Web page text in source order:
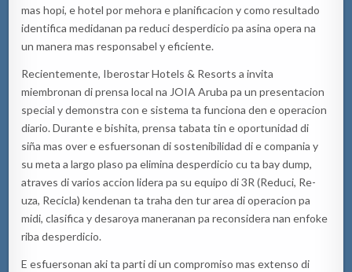
mas hopi, e hotel por mehora e planificacion y como resultado
identifica medidanan pa reduci desperdicio pa asina opera na
un manera mas responsabel y eficiente.
Recientemente, Iberostar Hotels & Resorts a invita
miembronan di prensa local na JOIA Aruba pa un presentacion
special y demonstra con e sistema ta funciona den e operacion
diario. Durante e bishita, prensa tabata tin e oportunidad di
siña mas over e esfuersonan di sostenibilidad di e compania y
su meta a largo plaso pa elimina desperdicio cu ta bay dump,
atraves di varios accion lidera pa su equipo di 3R (Reduci, Re-
uza, Recicla) kendenan ta traha den tur area di operacion pa
midi, clasifica y desaroya maneranan pa reconsidera nan enfoke
riba desperdicio.
E esfuersonan aki ta parti di un compromiso mas extenso di